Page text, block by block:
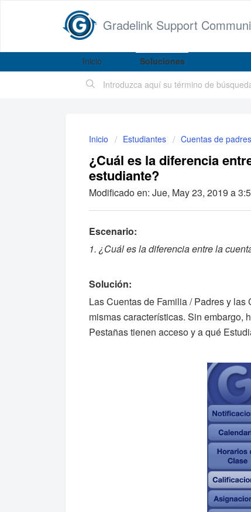
Gradelink Support
Inicio
Soluciones
Inicio Estudiantes Cuentas de
¿Cuál es la diferencia
estudiante?
Modificado en: Jue, May 23, 2019 a
Escenario:
1. ¿Cuál es la diferencia entre la
Solución:
Las Cuentas de Familia / Padres y
mismas características. Sin embargo,
Pestañas tienen acceso y a qué